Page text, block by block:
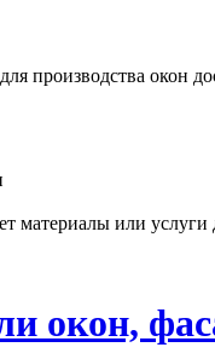
производства окон
материалы или услуги
окон,